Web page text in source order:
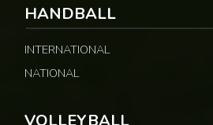
HANDBALL
INTERNATIONAL
NATIONAL
VOLLEYBALL